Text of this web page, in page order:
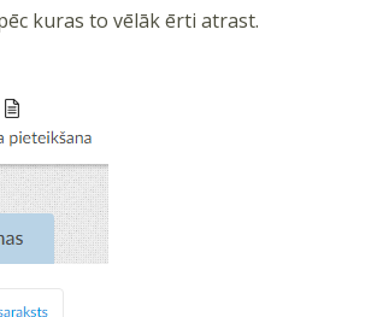
kuras to vēlāk ērti atrast.